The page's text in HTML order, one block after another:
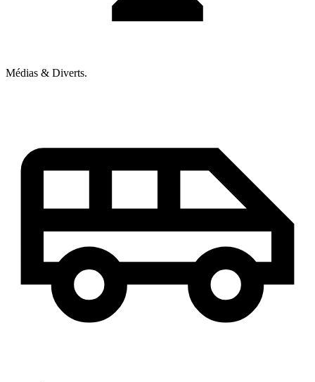
Médias & Diverts.